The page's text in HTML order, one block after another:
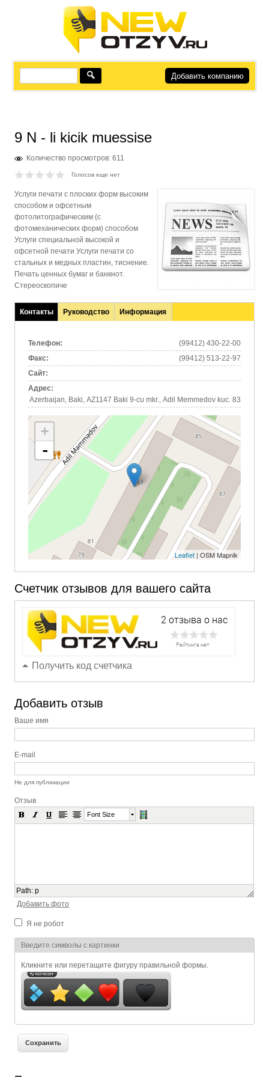
Добавить компанию
9 N - li kicik muessise
Количество просмотров: 611
Голосов еще нет
Услуги печати с плоских форм высоким
способом и офсетным
фотолитографическим (с
фотомеханических форм) способом
Услуги специальной высокой и
офсетной печати Услуги печати со
стальных и медных пластин, тиснение.
Печать ценных бумаг и банкнот.
Стереоскопиче
Контакты
(активная
Руководство Информация
Телефон:
(99412) 430-22-00
Факс:
(99412) 513-22-97
Сайт:
Адрес:
Azerbaijan, Baki, AZ1147 Baki 9-cu mkr., Adil Memmedov kuc. 83
+
-
Leaflet| OSM Mapnik
Счетчик отзывов для вашего сайта
Получить код счетчика
Добавить отзыв
Ваше имя
E-mail
Не для публикации
Отзыв
Font Size
Path:p
Добавить фото
Я не робот
Я спамер
Введите символы с картинки
Кликните или перетащите фигуру правильной формы.